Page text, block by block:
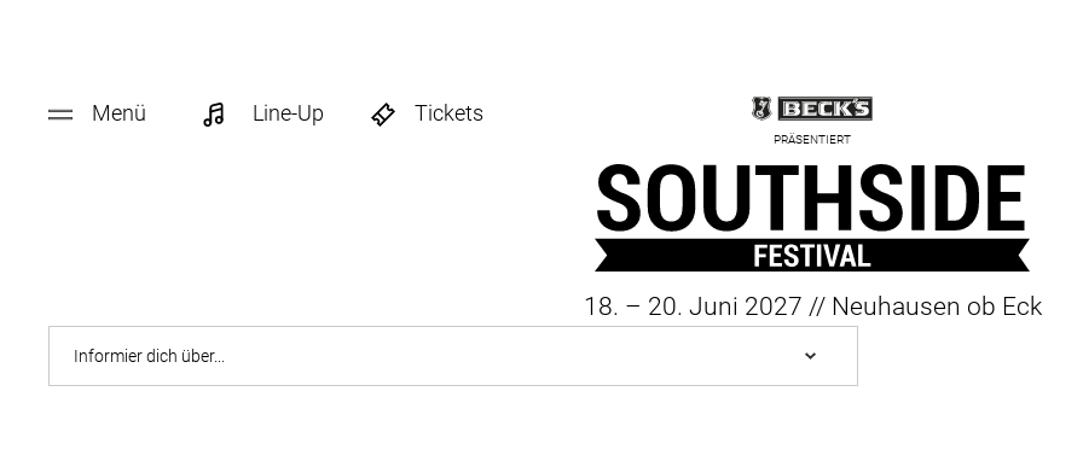
Menü Line-Up Tickets
PRÄSENTIERT
18. – 20. Juni 2027 // Neuhausen ob Eck